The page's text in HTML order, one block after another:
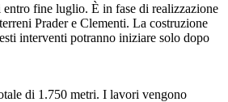
entro fine luglio. È in fase di realizzazione
Prader e Clementi. La costruzione
interventi potranno iniziare solo dopo
di 1.750 metri. I lavori vengono